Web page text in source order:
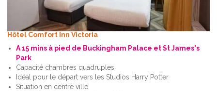
Hôtel Comfort Inn Victoria
A 15 mins à pied de Buckingham Palace et St James's
Park
Capacité chambres quadruples
Idéal pour le départ vers les Studios Harry Potter
Situation en centre ville